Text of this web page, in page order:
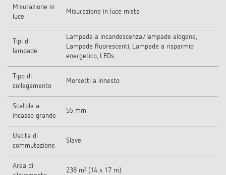
Misurazione in
luce
Misurazione in luce mista
Tipi di
lampade
Lampade a incandescenza/lampade alogene,
Lampade fluorescenti, Lampade a risparmio
energetico, LEDs
Tipo di
collegamento
Morsetti a innesto
Scatola a
incasso grande
55 mm
Uscita di
commutazione
Slave
Area di
238 m² (14 x 17 m)